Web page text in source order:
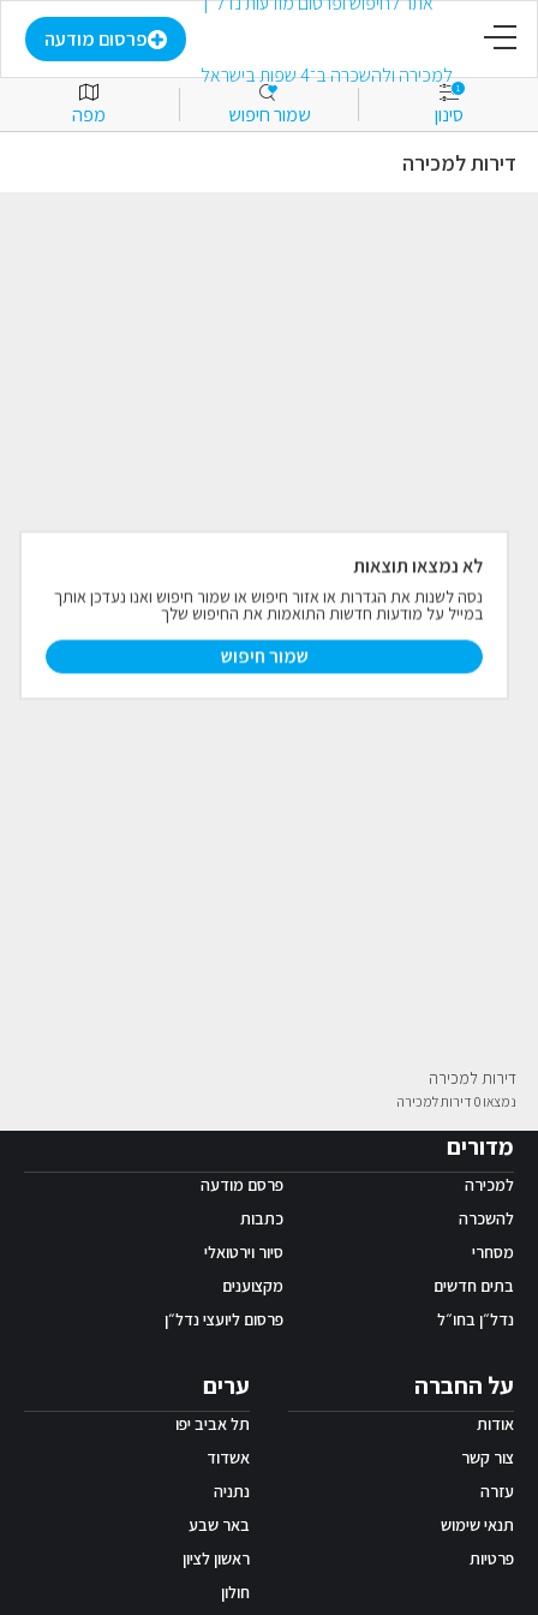
פרסום מודעה
פרסום מודעה
מסחרי
פרויקטים חדשים
נדל"ן בחו"ל
אפליקציית ‫Android
1
סינון שמור חיפוש מפה
דירות למכירה
לא נמצאו תוצאות
נסה לשנות את הגדרות או אזור חיפוש או שמור חיפוש ואנו נעדכן אותך
במייל על מודעות חדשות התואמות את החיפוש שלך
שמור חיפוש
דירות למכירה
נמצאו 0 דירות למכירה
מדורים
למכירה
להשכרה
מסחרי
בתים חדשים
נדל״ן בחו״ל
פרסם מודעה
כתבות
סיור וירטואלי
מקצוענים
פרסום ליועצי נדל״ן
ערים
תל אביב יפו
אשדוד
נתניה
באר שבע
ראשון לציון
חולון
על החברה
אודות
צור קשר
עזרה
תנאי שימוש
פרטיות